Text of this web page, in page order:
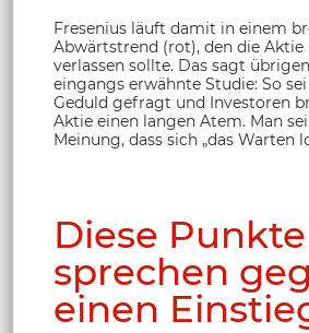
Fresenius läuft damit in einem
Abwärtstrend (rot), den die Aktie
verlassen sollte. Das sagt
eingangs erwähnte Studie: So
Geduld gefragt und Investoren
Aktie einen langen Atem. Man
Meinung, dass sich „das Warten
Diese Punkte
sprechen
einen